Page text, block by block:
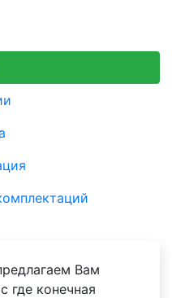
Вам
где конечная